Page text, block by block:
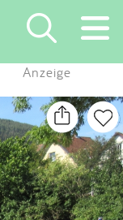
×
Anzeige